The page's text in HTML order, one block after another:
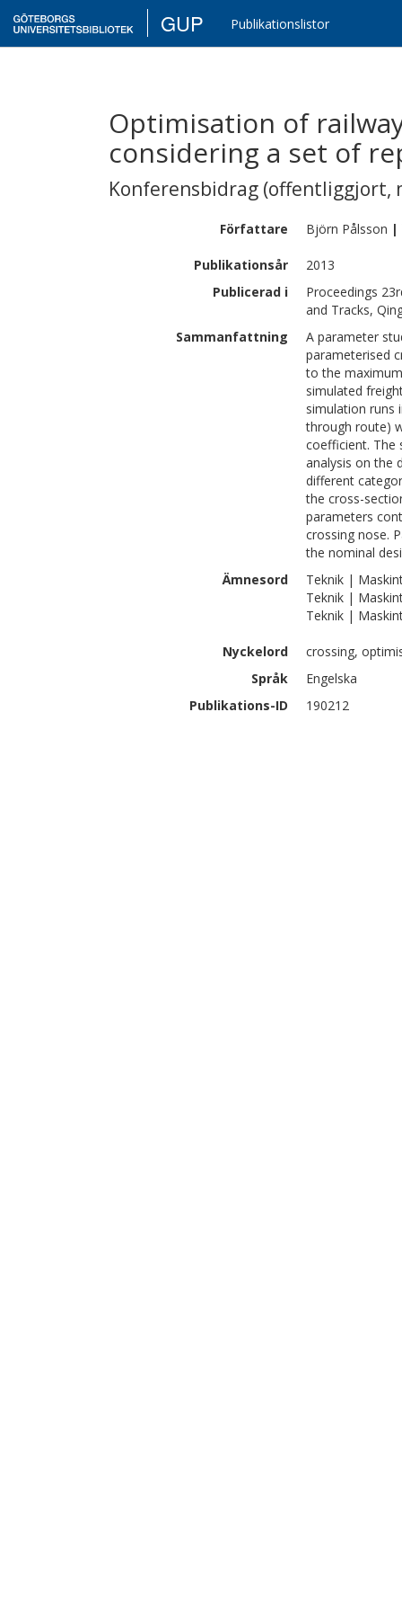
GUP Publikationslistor
Optimisation of
considering a set of
Konferensbidrag (offentliggjort,
Författare Björn Pålsson |
Publikationsår
2013
Publicerad i
Proceedings
and Tracks,
Sammanfattning
A parameter
parameterised
to the
simulated
simulation runs
through route)
coefficient. The
analysis on the
different
the cross-
parameters
crossing nose.
the nominal
Ämnesord
Teknik |
Teknik |
Teknik |
Nyckelord
crossing,
Språk
Engelska
Publikations-ID
190212